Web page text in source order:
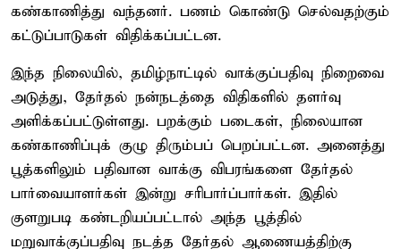
கண்காணித்து வந்தனர். பணம் கொண்டு செல்வதற்கும்
கட்டுப்பாடுகள் விதிக்கப்பட்டன.
இந்த நிலையில், தமிழ்நாட்டில் வாக்குப்பதிவு நிறைவை
அடுத்து, தேர்தல் நன்நடத்தை விதிகளில் தளர்வு
அளிக்கப்பட்டுள்ளது. பறக்கும் படைகள், நிலையான
கண்காணிப்புக் குழு திரும்பப் பெறப்பட்டன. அனைத்து
பூத்களிலும் பதிவான வாக்கு விபரங்களை தேர்தல்
பார்வையாளர்கள் இன்று சரிபார்ப்பார்கள். இதில்
குளறுபடி கண்டறியப்பட்டால் அந்த பூத்தில்
மறுவாக்குப்பதிவு நடத்த தேர்தல் ஆணையத்திற்கு